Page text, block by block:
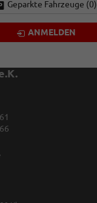
Geparkte Fahrzeuge (0)
ANMELDEN